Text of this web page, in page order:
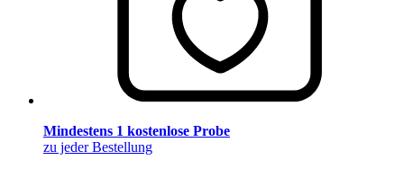
Mindestens 1 kostenlose Probe
zu jeder Bestellung